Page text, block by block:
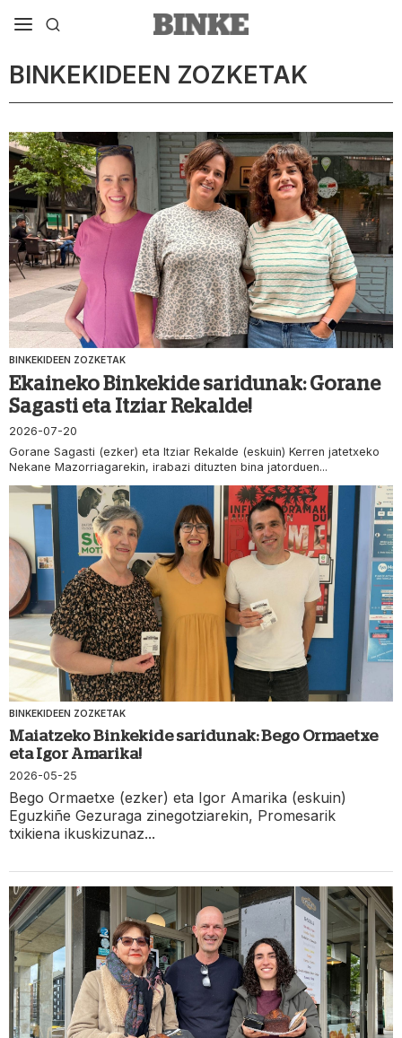
BINKEKIDEEN ZOZKETAK
BINKEKIDEEN ZOZKETAK
Ekaineko Binkekide saridunak: Gorane
Sagasti eta Itziar Rekalde!
2026-07-20
Gorane Sagasti (ezker) eta Itziar Rekalde (eskuin) Kerren jatetxeko
Nekane Mazorriagarekin, irabazi dituzten bina jatorduen...
BINKEKIDEEN ZOZKETAK
Maiatzeko Binkekide saridunak: Bego Ormaetxe
eta Igor Amarika!
2026-05-25
Bego Ormaetxe (ezker) eta Igor Amarika (eskuin)
Eguzkiñe Gezuraga zinegotziarekin, Promesarik
txikiena ikuskizunaz...